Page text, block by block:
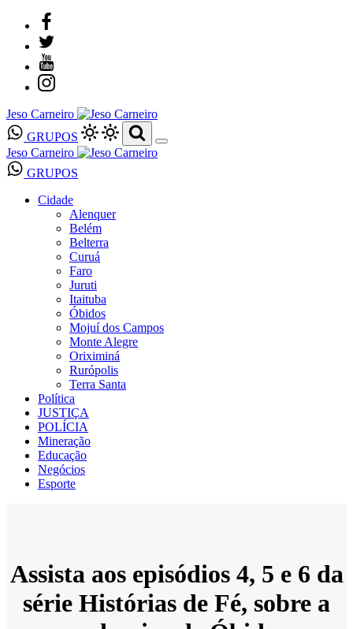
Jeso Carneiro
GRUPOS
Jeso Carneiro
GRUPOS
Cidade
Alenquer
Belém
Belterra
Curuá
Faro
Juruti
Itaituba
Óbidos
Mojuí dos Campos
Monte Alegre
Oriximiná
Rurópolis
Terra Santa
Política
JUSTIÇA
POLÍCIA
Mineração
Educação
Negócios
Esporte
Assista aos episódios 4, 5 e 6 da
série Histórias de Fé, sobre a